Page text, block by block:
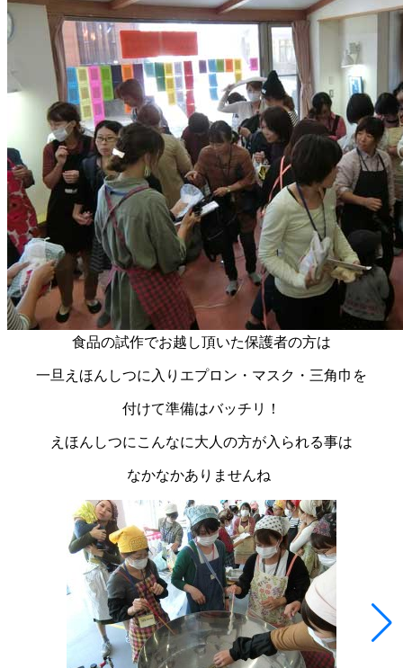
食品の試作でお越し頂いた保護者の方は
一旦えほんしつに入りエプロン・マスク・三角巾を
付けて準備はバッチリ！
えほんしつにこんなに大人の方が入られる事は
なかなかありませんね